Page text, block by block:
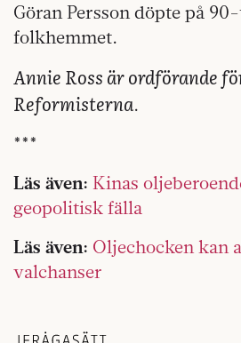
Göran Persson döpte på
folkhemmet.
Annie Ross är ordförande
Reformisterna.
***
Läs även: Kinas
geopolitisk fälla
Läs även: Oljechocken kan
valchanser